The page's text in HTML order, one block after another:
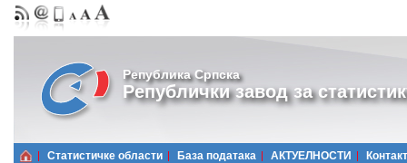
Република Српска
Републички завод за
Статистичке области Базa података АКТУЕЛНОСТИ Контакт